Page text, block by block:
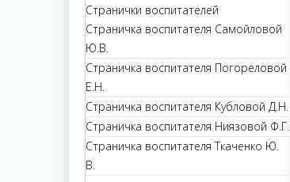
Странички воспитателей
Страничка воспитателя Самойловой
Ю.В.
Страничка воспитателя Погореловой
Е.Н.
Страничка воспитателя Кубловой Д.Н.
Страничка воспитателя Ниязовой Ф.Г.
Страничка воспитателя Ткаченко Ю.
В.